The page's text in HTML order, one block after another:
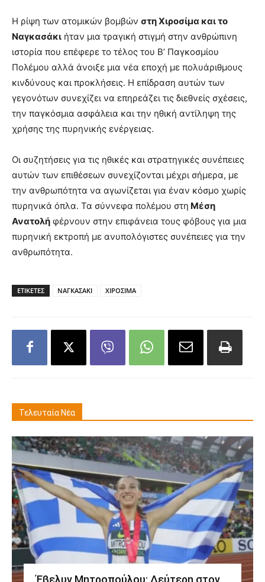
Η ρίψη των ατομικών βομβών στη Χιροσίμα και το
Ναγκασάκι ήταν μια τραγική στιγμή στην ανθρώπινη
ιστορία που επέφερε το τέλος του Β’ Παγκοσμίου
Πολέμου αλλά άνοιξε μια νέα εποχή με πολυάριθμους
κινδύνους και προκλήσεις. Η επίδραση αυτών των
γεγονότων συνεχίζει να επηρεάζει τις διεθνείς σχέσεις,
την παγκόσμια ασφάλεια και την ηθική αντίληψη της
χρήσης της πυρηνικής ενέργειας.
Οι συζητήσεις για τις ηθικές και στρατηγικές συνέπειες
αυτών των επιθέσεων συνεχίζονται μέχρι σήμερα, με
την ανθρωπότητα να αγωνίζεται για έναν κόσμο χωρίς
πυρηνικά όπλα. Τα σύννεφα πολέμου στη Μέση
Ανατολή φέρνουν στην επιφάνεια τους φόβους για μια
πυρηνική εκτροπή με ανυπολόγιστες συνέπειες για την
ανθρωπότητα.
ΕΤΙΚΕΤΕΣ ΝΑΓΚΑΣΑΚΙ ΧΙΡΟΣΙΜΑ
Τελευταία Νέα